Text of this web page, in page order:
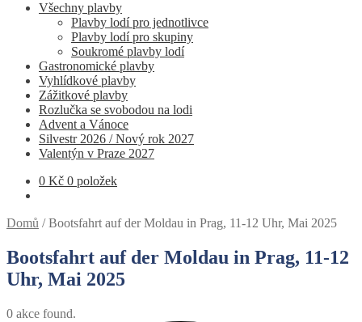
Všechny plavby
Plavby lodí pro jednotlivce
Plavby lodí pro skupiny
Soukromé plavby lodí
Gastronomické plavby
Vyhlídkové plavby
Zážitkové plavby
Rozlučka se svobodou na lodi
Advent a Vánoce
Silvestr 2026 / Nový rok 2027
Valentýn v Praze 2027
0 Kč 0 položek
Domů /Bootsfahrt auf der Moldau in Prag, 11-12 Uhr, Mai 2025
Bootsfahrt auf der Moldau in Prag, 11-12
Uhr, Mai 2025
0 akce found.